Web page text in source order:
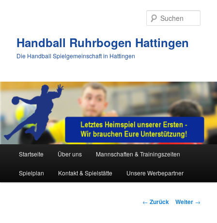
Handball Ruhrbogen Hattingen
Die Handball Spielgemeinschaft in Hattingen
Startseite Über uns Mannschaften & Trainingszeiten
Spielplan Kontakt & Spielstätte Unsere Werbepartner
Beitrags-
← Zurück Weiter →